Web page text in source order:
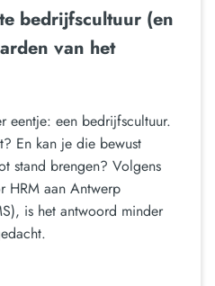
bedrijfscultuur (en
van het
eentje: een bedrijfscultuur.
En kan je die bewust
stand brengen? Volgens
HRM aan Antwerp
is het antwoord minder